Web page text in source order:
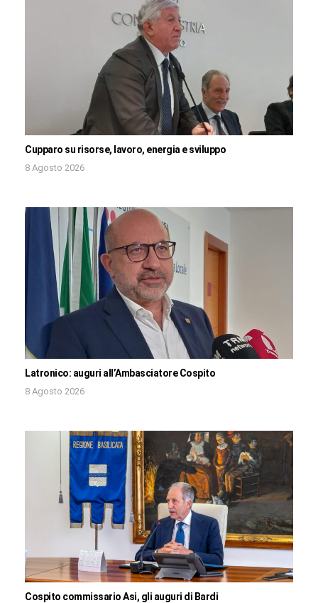
Cupparo su risorse, lavoro, energia e sviluppo
8 Agosto 2026
Latronico: auguri all’Ambasciatore Cospito
8 Agosto 2026
Cospito commissario Asi, gli auguri di Bardi